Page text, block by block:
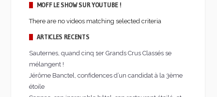
MOFF LE SHOW SUR YOUTUBE !
There are no videos matching selected criteria
ARTICLES RÉCENTS
Sauternes, quand cinq 1er Grands Crus Classés se
mélangent !
Jérôme Banctel, confidences d’un candidat à la 3ème
étoile